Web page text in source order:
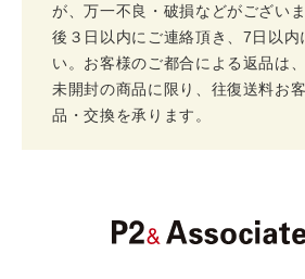
が、万一不良・破損などがござい
後３日以内にご連絡頂き、7日以内
い。お客様のご都合による返品は
未開封の商品に限り、往復送料お
品・交換を承ります。